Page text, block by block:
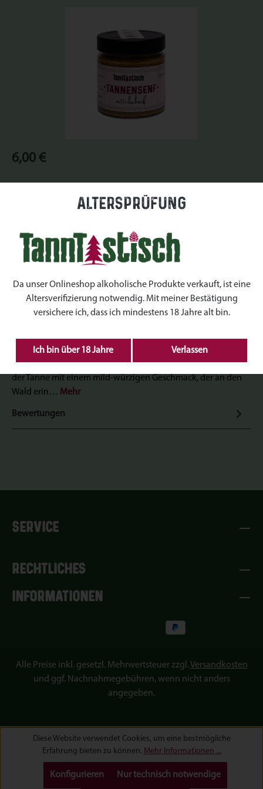
Regulärer Preis:
6,00 €
Preise inkl. MwSt. zzgl. Versandkosten
Zum Merkzettel hinzufügen
Beschreibung
Unser veganer, mittelscharfer Tannensenf vereint das Aroma
der Tanne mit einem mild-würzigen Geschmack, der an den
Wald erin… Mehr
Bewertungen
SERVICE
RECHTLICHES
INFORMATIONEN
Alle Preise inkl. gesetzl. Mehrwertsteuer zzgl. Versandkosten
und ggf. Nachnahmegebühren, wenn nicht anders
angegeben.
Diese Website verwendet Cookies, um eine bestmögliche
Erfahrung bieten zu können. Mehr Informationen ...
Nur technisch notwendige
Konfigurieren
Altersprüfung
Da unser Onlineshop alkoholische Produkte verkauft, ist eine
Altersverifizierung notwendig. Mit meiner Bestätigung
versichere ich, dass ich mindestens 18 Jahre alt bin.
Ich bin über 18 Jahre Verlassen